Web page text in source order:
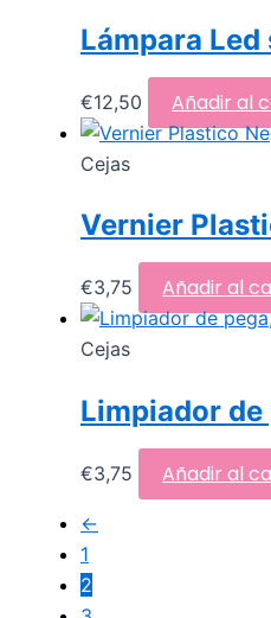
Lámpara Led
€12,50 Añadir al
Cejas
Vernier
€3,75 Añadir al
Cejas
Limpiador
€3,75 Añadir al
←
1
2